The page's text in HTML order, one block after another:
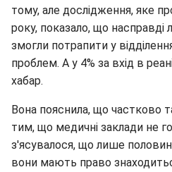
тому, але дослідження, яке
року, показало, що насправді
змогли потрапити у
проблем. А у 4% за вхід в
хабар.
Вона пояснила, що частково
тим, що медичні заклади не
з'ясувалося, що лише
вони мають право